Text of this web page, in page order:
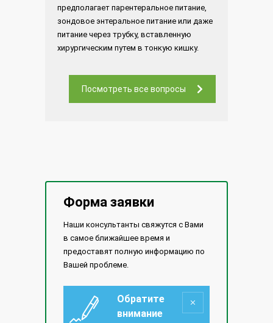
предполагает парентеральное питание,
зондовое энтеральное питание или даже
питание через трубку, вставленную
хирургическим путем в тонкую кишку.
Посмотреть все вопросы
Форма заявки
Наши консультанты свяжутся с Вами
в самое ближайшее время и
предоставят полную информацию по
Вашей проблеме.
Обратите
внимание